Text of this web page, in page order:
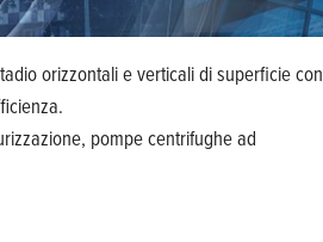
orizzontali e verticali di superficie con
pompe centrifughe ad